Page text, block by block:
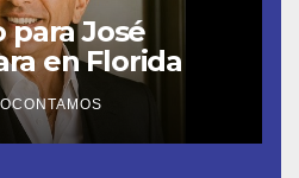
para José
en Florida